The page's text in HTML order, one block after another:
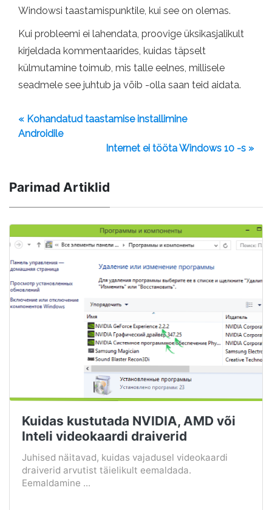
Windowsi taastamispunktile, kui see on olemas.
Kui probleemi ei lahendata, proovige üksikasjalikult
kirjeldada kommentaarides, kuidas täpselt
külmutamine toimub, mis talle eelnes, millisele
seadmele see juhtub ja võib -olla saan teid aidata.
« Kohandatud taastamise installimine
Androidile
Internet ei tööta Windows 10 -s »
Parimad Artiklid
Kuidas kustutada NVIDIA, AMD või
Inteli videokaardi draiverid
Juhised näitavad, kuidas vajadusel videokaardi
draiverid arvutist täielikult eemaldada.
Eemaldamine ...